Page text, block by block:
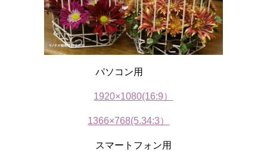
パソコン用
1920×1080(16:9）
1366×768(5.34:3）
スマートフォン用